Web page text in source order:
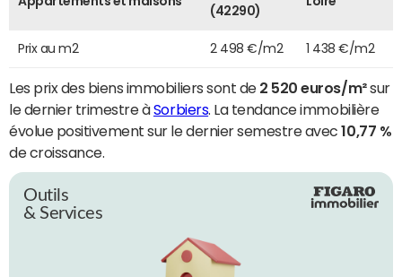
(42290)
Prix au m2 2 498 €/m2 1 438 €/m2
Les prix des biens immobiliers sont de 2 520 euros/m²sur
le dernier trimestre àSorbiers. La tendance immobilière
évolue positivement sur le dernier semestre avec10,77 %
de croissance.
Outils
& Services